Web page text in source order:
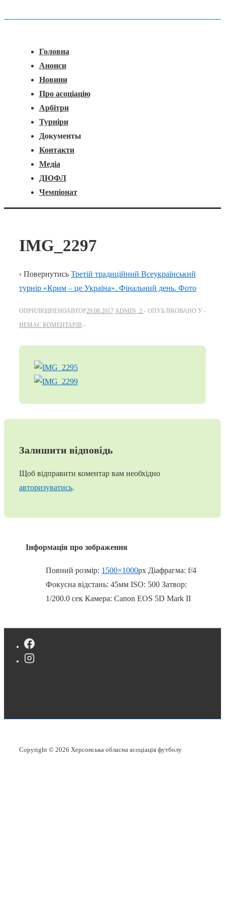
Головна
Анонси
Новини
Про асоціацію
Арбітри
Турніри
Документы
Контакти
Медіа
ДЮФЛ
Чемпіонат
IMG_2297
‹ Повернутись Третій традиційний Всеукраїнський
турнір «Крим – це Україна». Фінальний день. Фото
ОПРИЛЮДНЕНОАВТОР29.08.2017 ADMIN_2
ОПУБЛІКОВАНО У
НЕМАЄ КОМЕНТАРІВ
Залишити відповідь
Щоб відправити коментар вам необхідно
авторизуватись.
Інформація про зображення
Повний розмір: 1500×1000px Діафрагма: f/4
Фокусна відстань: 45мм ISO: 500 Затвор:
1/200.0 сек Камера: Canon EOS 5D Mark II
Copyright © 2026 Херсонська обласна асоціація футболу